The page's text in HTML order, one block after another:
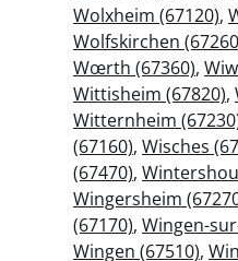
Wolxheim (67120),
Wolfskirchen
Wœrth (67360),
Wittisheim (67820),
Witternheim
(67160), Wisches
(67470),
Wingersheim
(67170), Wingen-
Wingen (67510),